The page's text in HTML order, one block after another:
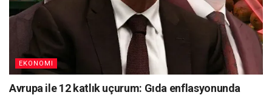
EKONOMI
Avrupa ile 12 katlık uçurum: Gıda enflasyonunda